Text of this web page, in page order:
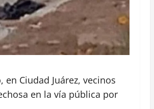
Ciudad Juárez, vecinos
en la vía pública por